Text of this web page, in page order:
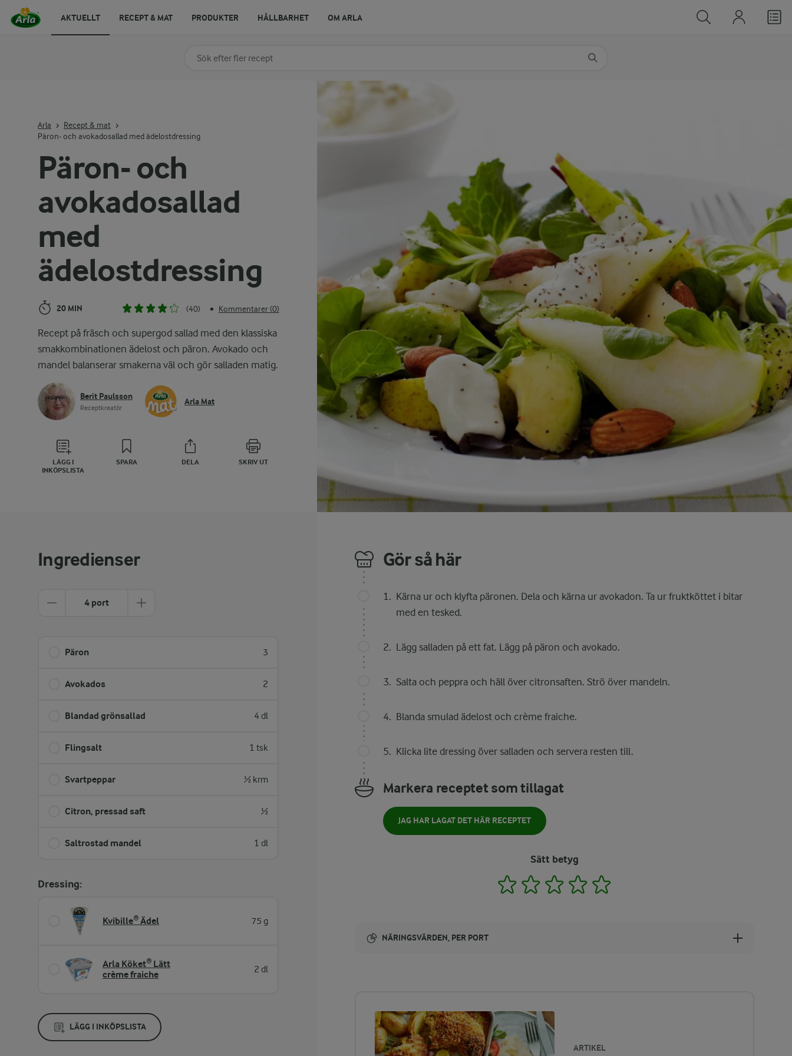
Päron- och
avokadosallad
med
ädelostdressing
20 MIN (40) • Kommentarer (0)
Recept på fräsch och supergod sallad med den klassiska
smakkombinationen ädelost och päron. Avokado och
mandel balanserar smakerna väl och gör salladen matig.
Berit Paulsson
Receptkreatör
Arla Mat
LÄGG I
INKÖPSLISTA
SPARA DELA SKRIV UT
Arla
Recept & mat
Päron- och avokadosallad med ädelostdressing
Ingredienser
4 port
Päron 3
Avokados 2
Blandad grönsallad 4 dl
Flingsalt 1 tsk
Svartpeppar ½ krm
Citron, pressad saft ½
Saltrostad mandel 1 dl
Dressing:
Kvibille® Ädel 75 g
Arla Köket® Lätt
crème fraiche
2 dl
LÄGG I INKÖPSLISTA
Gör så här
Kärna ur och klyfta päronen. Dela och kärna ur avokadon. Ta ur fruktköttet i bitar
med en tesked.
Lägg salladen på ett fat. Lägg på päron och avokado.
Salta och peppra och häll över citronsaften. Strö över mandeln.
Blanda smulad ädelost och crème fraiche.
Klicka lite dressing över salladen och servera resten till.
Markera receptet som tillagat
JAG HAR LAGAT DET HÄR RECEPTET
Sätt betyg
1 2 3 4
NÄRINGSVÄRDEN, PER PORT
ENERGIDISTRIBUTION %
NÄRINGSVÄRDEN PER PORT
ARTIKEL
Sök på kategori eller ingrediens
AKTUELLT RECEPT & MAT PRODUKTER HÅLLBARHET OM ARLA